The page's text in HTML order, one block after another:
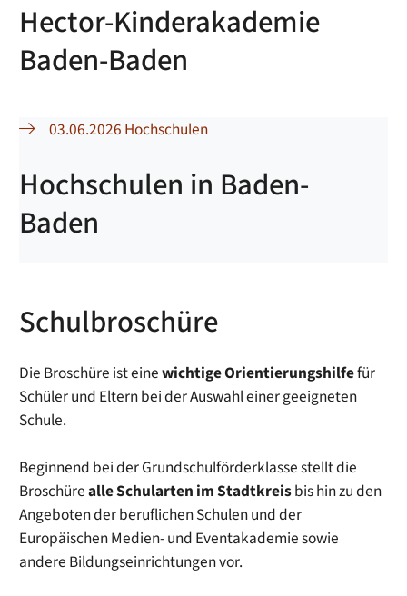
Hector-Kinderakademie
Baden-Baden
03.06.2026 Hochschulen
Hochschulen in Baden-
Baden
Schulbroschüre
Die Broschüre ist einewichtige Orientierungshilfefür
Schüler und Eltern bei der Auswahl einer geeigneten
Schule.
Beginnend bei der Grundschulförderklasse stellt die
Broschürealle Schularten im Stadtkreisbis hin zu den
Angeboten der beruflichen Schulen und der
Europäischen Medien- und Eventakademie sowie
andere Bildungseinrichtungen vor.